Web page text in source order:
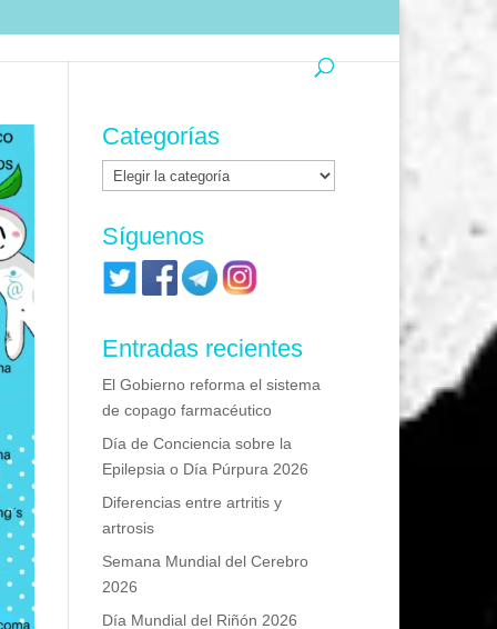
Categorías
Categorías
Síguenos
Entradas recientes
El Gobierno reforma el sistema
de copago farmacéutico
Día de Conciencia sobre la
Epilepsia o Día Púrpura 2026
Diferencias entre artritis y
artrosis
Semana Mundial del Cerebro
2026
Día Mundial del Riñón 2026